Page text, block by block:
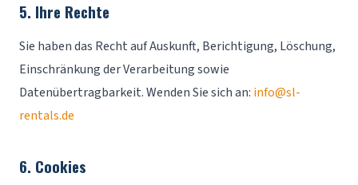
5. Ihre Rechte
Sie haben das Recht auf Auskunft, Berichtigung, Löschung,
Einschränkung der Verarbeitung sowie
Datenübertragbarkeit. Wenden Sie sich an: info@sl-
rentals.de
6. Cookies